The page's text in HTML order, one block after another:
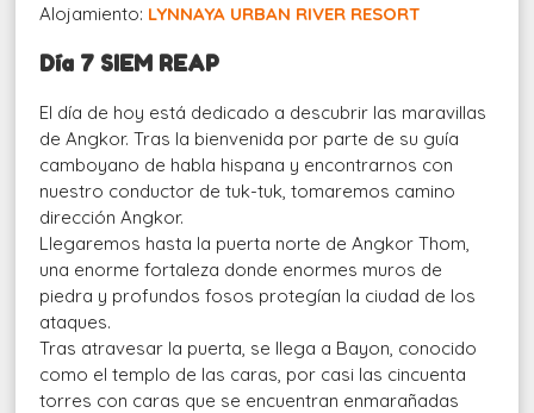
Alojamiento: LYNNAYA URBAN RIVER RESORT
Día 7 SIEM REAP
El día de hoy está dedicado a descubrir las maravillas
de Angkor. Tras la bienvenida por parte de su guía
camboyano de habla hispana y encontrarnos con
nuestro conductor de tuk-tuk, tomaremos camino
dirección Angkor.
Llegaremos hasta la puerta norte de Angkor Thom,
una enorme fortaleza donde enormes muros de
piedra y profundos fosos protegían la ciudad de los
ataques.
Tras atravesar la puerta, se llega a Bayon, conocido
como el templo de las caras, por casi las cincuenta
torres con caras que se encuentran enmarañadas